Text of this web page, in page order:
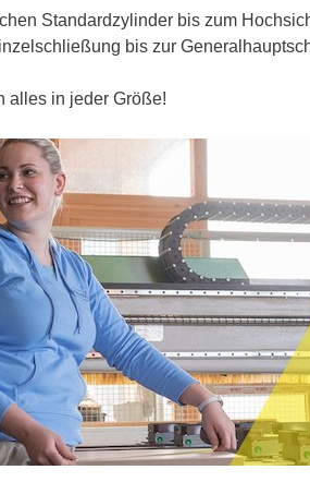
Standardzylinder bis zum
bis zur
alles in jeder Größe!